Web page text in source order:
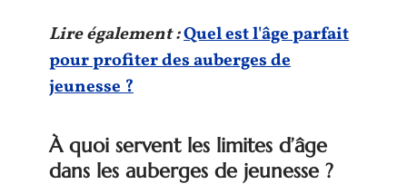
Lire également :Quel est l'âge parfait
pour profiter des auberges de
jeunesse ?
À quoi servent les limites d’âge
dans les auberges de jeunesse ?